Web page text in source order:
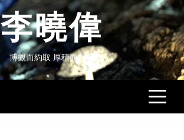
李曉偉
博觀而約取 厚積而薄發